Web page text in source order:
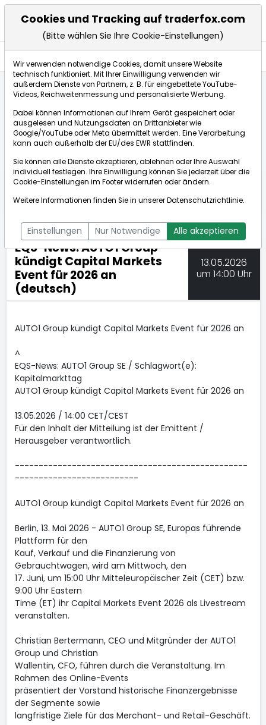
EQS-News: AUTO1 Group kündigt Capital Markets Eve...
dpa-AFX Compact
ÜBERSICHT DPA-AFX PROFEED
DPA-AFX COMPACT
NEWSBOT
EQS-News: AUTO1 Group
kündigt Capital Markets
Event für 2026 an
(deutsch)
13.05.2026
um 14:00 Uhr
AUTO1 Group kündigt Capital Markets Event für 2026 an
^
EQS-News: AUTO1 Group SE / Schlagwort(e):
Kapitalmarkttag
AUTO1 Group kündigt Capital Markets Event für 2026 an
13.05.2026 / 14:00 CET/CEST
Für den Inhalt der Mitteilung ist der Emittent /
Herausgeber verantwortlich.
-------------------------------------------------
--------------------------
AUTO1 Group kündigt Capital Markets Event für 2026 an
Berlin, 13. Mai 2026 - AUTO1 Group SE, Europas führende
Plattform für den
Kauf, Verkauf und die Finanzierung von
Gebrauchtwagen, wird am Mittwoch, den
17. Juni, um 15:00 Uhr Mitteleuropäischer Zeit (CET) bzw.
9:00 Uhr Eastern
Time (ET) ihr Capital Markets Event 2026 als Livestream
veranstalten.
Christian Bertermann, CEO und Mitgründer der AUTO1
Group und Christian
Wallentin, CFO, führen durch die Veranstaltung. Im
Rahmen des Online-Events
präsentiert der Vorstand historische Finanzergebnisse
der Segmente sowie
langfristige Ziele für das Merchant- und Retail-Geschäft.
Cookies und Tracking auf traderfox.com
(Bitte wählen Sie Ihre Cookie-Einstellungen)
Wir verwenden notwendige Cookies, damit unsere Website
technisch funktioniert. Mit Ihrer Einwilligung verwenden wir
außerdem Dienste von Partnern, z. B. für eingebettete YouTube-
Videos, Reichweitenmessung und personalisierte Werbung.
Dabei können Informationen auf Ihrem Gerät gespeichert oder
ausgelesen und Nutzungsdaten an Drittanbieter wie
Google/YouTube oder Meta übermittelt werden. Eine Verarbeitung
kann auch außerhalb der EU/des EWR stattfinden.
Sie können alle Dienste akzeptieren, ablehnen oder Ihre Auswahl
individuell festlegen. Ihre Einwilligung können Sie jederzeit über die
Cookie-Einstellungen im Footer widerrufen oder ändern.
Weitere Informationen finden Sie in unsererDatenschutzrichtlinie.
Einstellungen Nur Notwendige Alle akzeptieren